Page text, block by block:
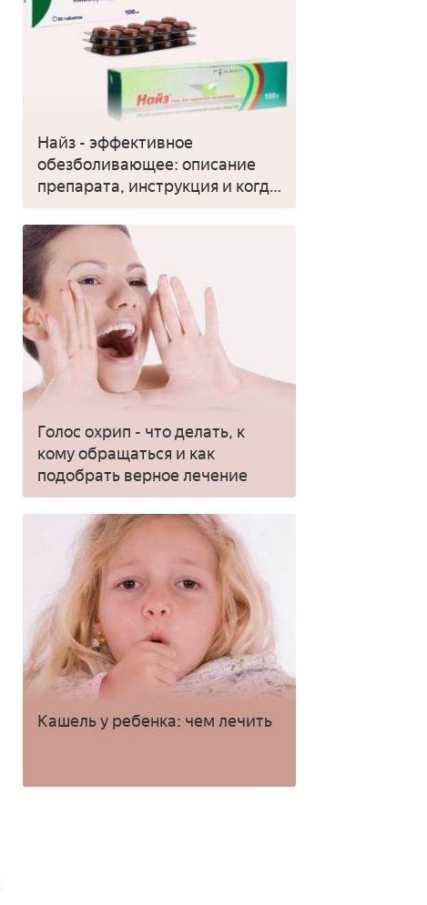
Найз - эффективное
обезболивающее: описание
препарата, инструкция и когда
применять
Голос охрип - что делать, к
кому обращаться и как
подобрать верное лечение
Кашель у ребенка: чем лечить